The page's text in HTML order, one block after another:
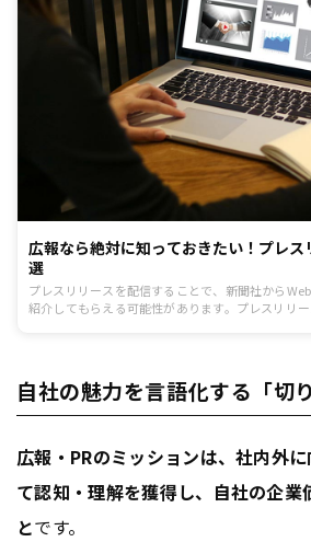
広報なら絶対に知っておきたい！プレス
選
プレスリリースを配信することで、新聞社から
紹介してもらえる可能性があります。プレスリリ
自社の魅力を言語化する「切
広報・PRのミッションは、社内外
て認知・理解を獲得し、自社の企業
とです。